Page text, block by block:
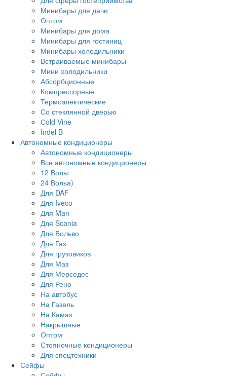
Минибары для дачи
Оптом
Минибары для дома
Минибары для гостиниц
Минибары холодильники
Встраиваемые минибары
Мини холодильники
Абсорбционные
Компрессорные
Термоэлектические
Со стеклянной дверью
Сold Vine
Indel B
Автономные кондиционеры
Автономные кондиционеры
Все автономные кондиционеры
12 Вольт
24 Вольа)
Для DAF
Для Iveco
Для Man
Для Scania
Для Вольво
Для Газ
Для грузовиков
Для Маз
Для Мерседес
Для Рено
На автобус
На Газель
На Камаз
Накрышные
Оптом
Стояночные кондиционеры
Для спецтехники
Сейфы